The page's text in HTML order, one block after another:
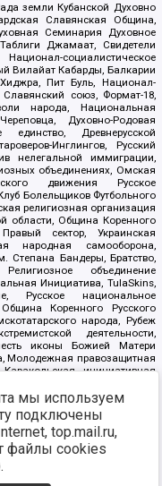
земли Кубанской Духовно
Славянская Община,
Семинария Духовное
Джамаат, Свидетели
социалистическое
Вилайат Кабарды, Балкарии
Пит Буль, Национал-
союз, Формат-18,
народа, Национальная
Духовно-Родовая
Древнерусской
Инглингов, Русский
нелегальной иммиграции,
объединениях, Омская
движения Русское
Болельщиков Футбольного
религиозная организация
области, Община Коренного
сектор, Украинская
народная самооборона,
Степана Бандеры, Братство,
объединение
Инициатива, TulaSkins,
Русское национальное
Коренного Русского
народа, Рубеж
деятельности,
иконы Божией Матери
Молодежная правозащитная
инициативная
республика Русь,
и свобода, W.H.С., Фалунь
клуб-Новокузнецк/РПК,
Фонд защиты прав
Прикубанского округа г.
7822/
мы используем
подключены
top.mail.ru,
файлы cookies